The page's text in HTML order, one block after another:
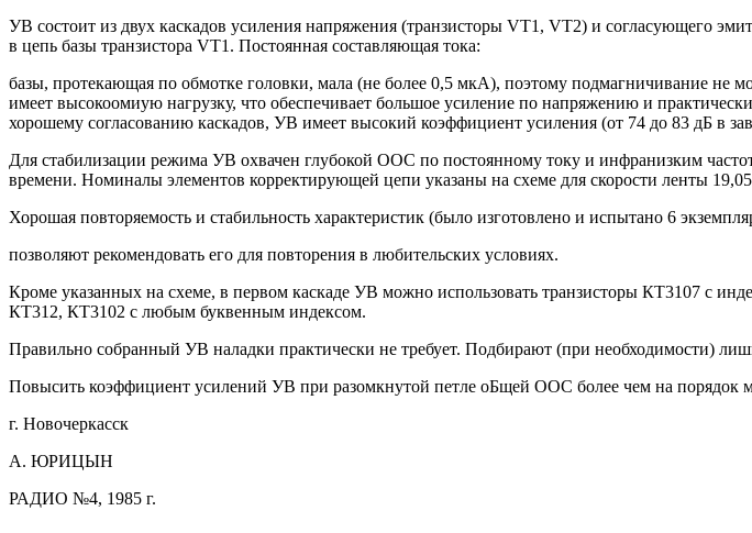
УВ состоит из двух каскадов усиления напряжения (транзисторы VT1, VT2) и согласующего
в цепь базы транзистора VT1. Постоянная составляющая тока:
базы, протекающая по обмотке головки, мала (не более 0,5 мкА), поэтому подмагничивание не
имеет высокоомиую нагрузку, что обеспечивает большое усиление по напряжению и
хорошему согласованию каскадов, УВ имеет высокий коэффициент усиления (от 74 до 83 дБ в
Для стабилизации режима УВ охвачен глубокой ООС по постоянному току и инфранизким
времени. Номиналы элементов корректирующей цепи указаны на схеме для скорости ленты
Хорошая повторяемость и стабильность характеристик (было изготовлено и испытано 6
позволяют рекомендовать его для повторения в любительских условиях.
Кроме указанных на схеме, в первом каскаде УВ можно использовать транзисторы КТ3107 с
КТ312, КТ3102 с любым буквенным индексом.
Правильно собранный УВ наладки практически не требует. Подбирают (при необходимости)
Повысить коэффициент усилений УВ при разомкнутой петле оБщей ООС более чем на порядок
г. Новочеркасск
А. ЮРИЦЫН
РАДИО №4, 1985 г.